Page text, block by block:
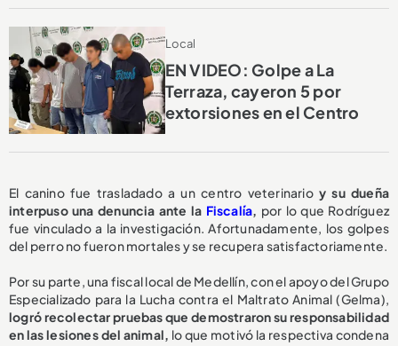
Local
EN VIDEO: Golpe a La
Terraza, cayeron 5 por
extorsiones en el Centro
El canino fue trasladado a un centro veterinario y su dueña
interpuso una denuncia ante la Fiscalía, por lo que Rodríguez
fue vinculado a la investigación. Afortunadamente, los golpes
del perro no fueron mortales y se recupera satisfactoriamente.
Por su parte, una fiscal local de Medellín, con el apoyo del Grupo
Especializado para la Lucha contra el Maltrato Animal (Gelma),
logró recolectar pruebas que demostraron su responsabilidad
en las lesiones del animal, lo que motivó la respectiva condena